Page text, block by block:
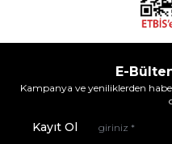
E-
Kampanya ve yeniliklerden
Kayıt Ol